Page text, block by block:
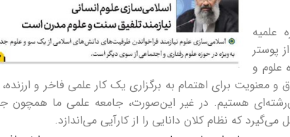
علمیه
پوستر
علوم و
و معنویت برای اهتمام به برگزاری یک کار علمی فاخر و
هستیم. در غیر این‌صورت، جامعه علمی ما همچون
که نظام کلان دانایی را از کارآیی می‌اندازد.